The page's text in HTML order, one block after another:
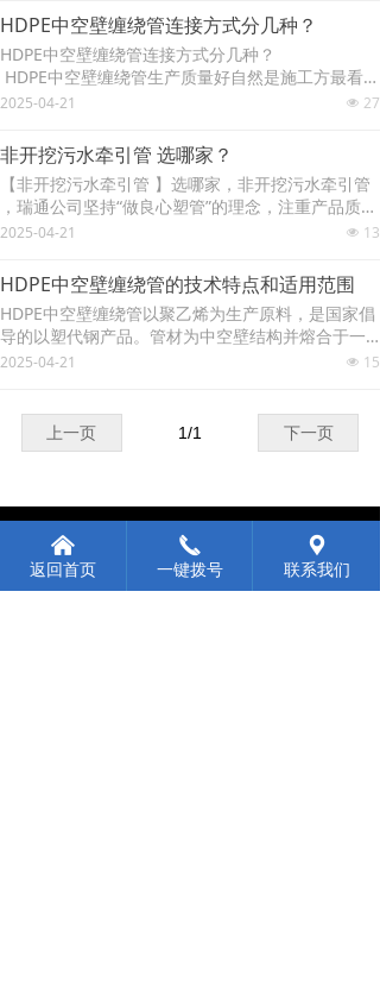
漏水的情况下，再进行回填、暗敷。
HDPE中空壁缠绕管连接方式分几种？
HDPE中空壁缠绕管连接方式分几种？
HDPE中空壁缠绕管生产质量好自然是施工方最看重
的一个点，但是在这个前提下，连接方式又是需要
넶 27
2025-04-21
非开挖污水牵引管 选哪家？
【非开挖污水牵引管 】选哪家，非开挖污水牵引管
，瑞通公司坚持“做良心塑管”的理念，注重产品质
量，通过了ISO9001:2015质量管理体系认证和ISO1
产品安全标志认证，节水产品认证等证书，公司产
品“莞瑞通”商标获省级著名商标。
넶 13
2025-04-21
HDPE中空壁缠绕管的技术特点和适用范围
HDPE中空壁缠绕管以聚乙烯为生产原料，是国家倡
导的以塑代钢产品。管材为中空壁结构并熔合于一
体，使其具有良好的耐冲击、耐压性能。HDPE中空
넶 15
2025-04-21
上一页 下一页
1/1
服务热线
0731-88760758
낀
返回首页
끅
一键拨号
끇
联系我们